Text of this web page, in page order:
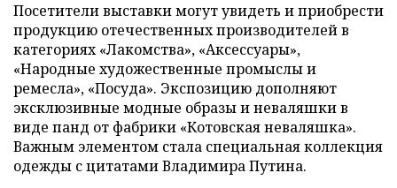
Посетители выставки могут увидеть и приобрести
продукцию отечественных производителей в
категориях «Лакомства», «Аксессуары»,
«Народные художественные промыслы и
ремесла», «Посуда». Экспозицию дополняют
эксклюзивные модные образы и неваляшки в
виде панд от фабрики «Котовская неваляшка».
Важным элементом стала специальная коллекция
одежды с цитатами Владимира Путина.